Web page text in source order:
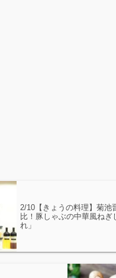
2/10【きょうの料理】菊池
比！豚しゃぶの中華風ねぎ
れ」